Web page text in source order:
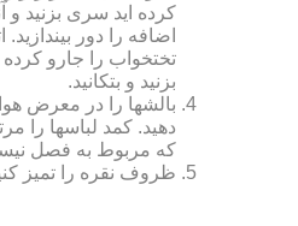
کرده‏ اید سری بزنید و
اضافه را دور
تختخواب را جارو
بزنید و بتکانید.
بالش‏ها را در معرض
دهید. کمد لباس‏ها را
که مربوط به فصل
ظروف نقره را تمیز